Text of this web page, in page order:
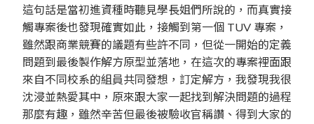
這句話是當初進資種時聽見學長姐們所說的，而真實接
觸專案後也發現確實如此，接觸到第一個 TUV 專案，
雖然跟商業競賽的議題有些許不同，但從一開始的定義
問題到最後製作解方原型並落地，在這次的專案裡面跟
來自不同校系的組員共同發想，訂定解方，我發現我很
沈浸並熱愛其中，原來跟大家一起找到解決問題的過程
那麼有趣，雖然辛苦但最後被驗收官稱讚、得到大家的